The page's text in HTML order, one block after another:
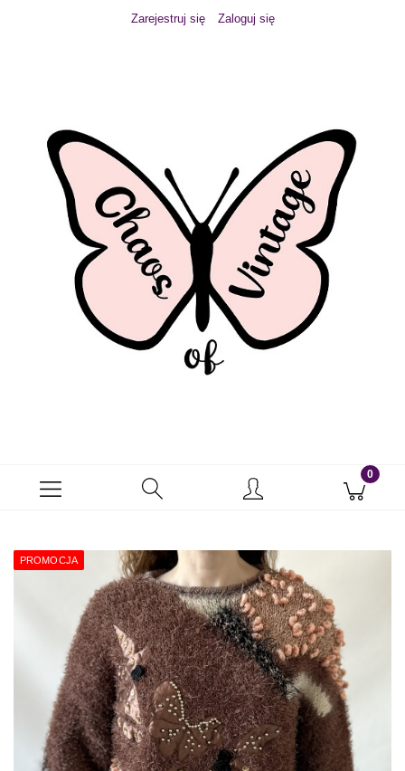
Zarejestruj się Zaloguj się
PROMOCJA